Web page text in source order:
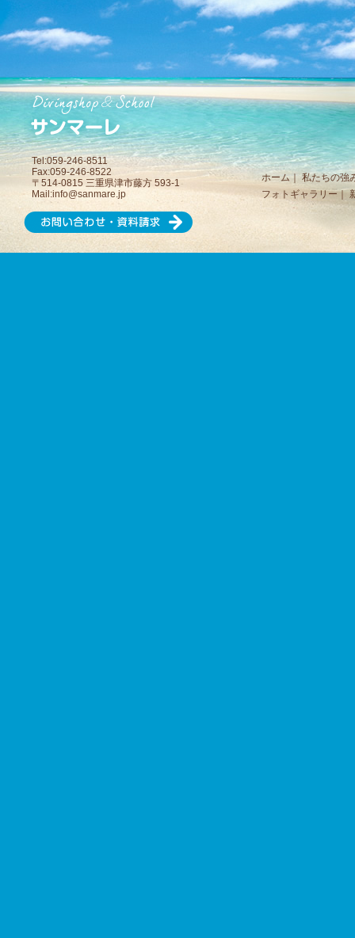
Tel:059-246-8511
Fax:059-246-8522
〒514-0815 三重県津市藤方 593-1
Mail:info@sanmare.jp
ホーム
私たちの強
フォトギャラリー｜